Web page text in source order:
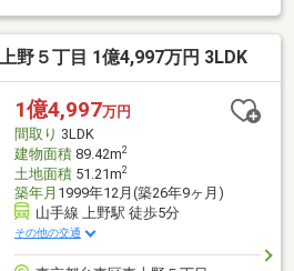
野５丁目 1億4,997万円 3LDK
1億4,997万円
間取り 3LDK
建物面積89.42m2
土地面積51.21m2
築年月 1999年12月(築26年9ヶ月)
山手線 上野駅 徒歩5分
その他の交通